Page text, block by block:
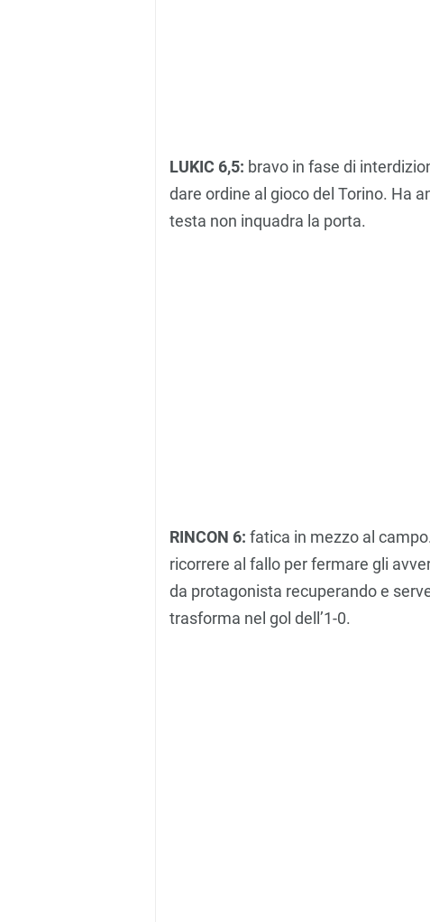
LUKIC 6,5: bravo in fase di
dare ordine al gioco del Torino. Ha
testa non inquadra la porta.
RINCON 6: fatica in mezzo al
ricorrere al fallo per fermare gli
da protagonista recuperando e
trasforma nel gol dell’1-0.